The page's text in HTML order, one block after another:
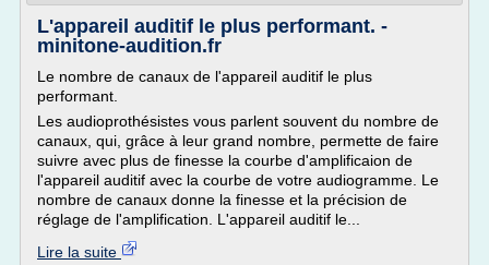
L'appareil auditif le plus performant. -
minitone-audition.fr
Le nombre de canaux de l'appareil auditif le plus
performant.
Les audioprothésistes vous parlent souvent du nombre de
canaux, qui, grâce à leur grand nombre, permette de faire
suivre avec plus de finesse la courbe d'amplificaion de
l'appareil auditif avec la courbe de votre audiogramme. Le
nombre de canaux donne la finesse et la précision de
réglage de l'amplification. L'appareil auditif le...
Lire la suite